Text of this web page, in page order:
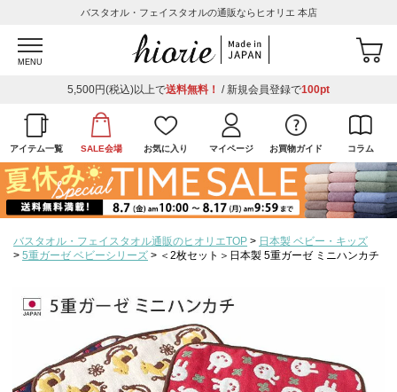
バスタオル・フェイスタオルの通販ならヒオリエ 本店
MENU
5,500円(税込)以上で送料無料！ / 新規会員登録で100pt
アイテム一覧 SALE会場 お気に入り マイページ お買物ガイド コラム
バスタオル・フェイスタオル通販のヒオリエTOP
日本製 ベビー・キッズ
5重ガーゼ ベビーシリーズ
＜2枚セット＞日本製 5重ガーゼ ミニハンカチ